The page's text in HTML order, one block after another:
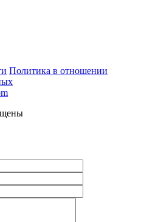
Политика в отношении